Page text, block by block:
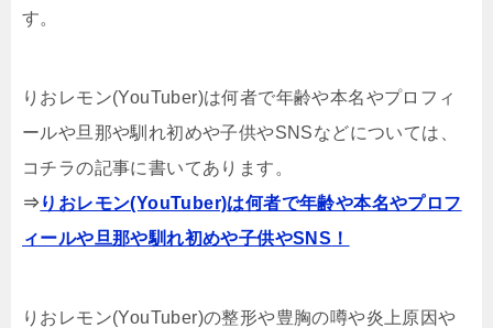
す。
りおレモン(YouTuber)は何者で年齢や本名やプロフィ
ールや旦那や馴れ初めや子供やSNSなどについては、
コチラの記事に書いてあります。
⇒ りおレモン(YouTuber)は何者で年齢や本名やプロフ
ィールや旦那や馴れ初めや子供やSNS ！
りおレモン(YouTuber)の整形や豊胸の噂や炎上原因や